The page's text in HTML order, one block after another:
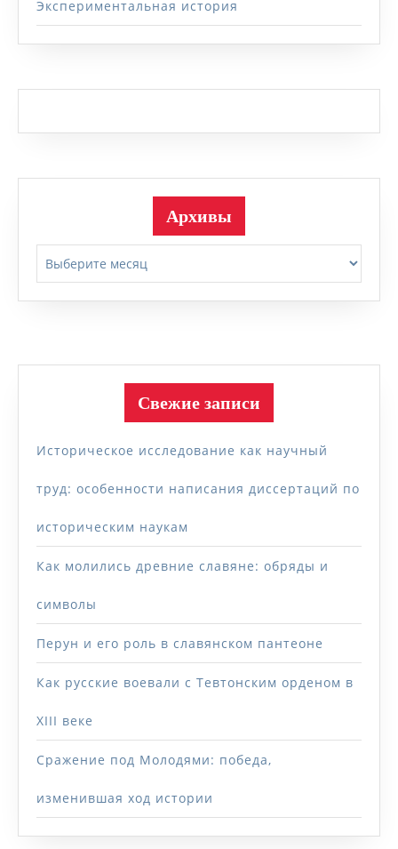
Экспериментальная история
Архивы
Свежие записи
Историческое исследование как научный
труд: особенности написания диссертаций по
историческим наукам
Как молились древние славяне: обряды и
символы
Перун и его роль в славянском пантеоне
Как русские воевали с Тевтонским орденом в
XIII веке
Сражение под Молодями: победа,
изменившая ход истории